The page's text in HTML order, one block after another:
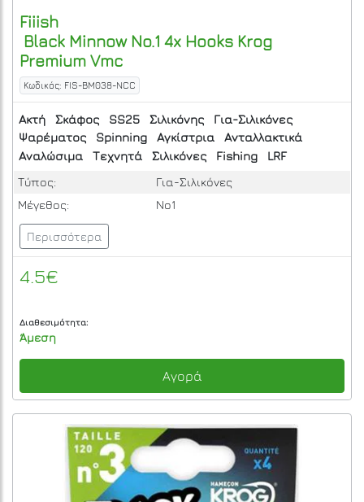
Fiiish
Black Minnow No.1 4x Hooks Krog
Premium Vmc
Κωδικός: FIS-BM038-NCC
Ακτή Σκάφος SS25 Σιλικόνης
Για-Σιλικόνες
Ψαρέματος
Spinning Αγκίστρια
Ανταλλακτικά
Αναλώσιμα
Τεχνητά Σιλικόνες Fishing
LRF
Τύπος:
Για-Σιλικόνες
Μέγεθος:
No1
Περισσότερα
4.5€
Διαθεσιμότητα:
Άμεση
Αγορά